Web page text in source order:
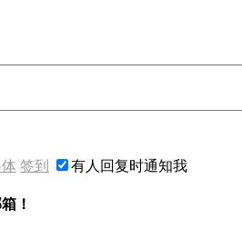
签到 有人回复时通知我
！